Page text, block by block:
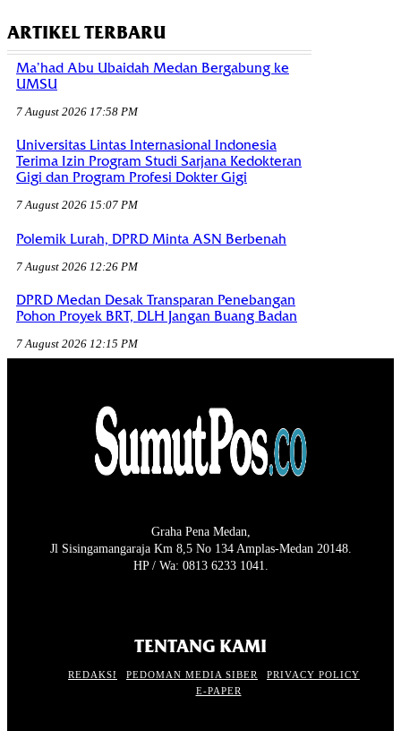
ARTIKEL TERBARU
Ma’had Abu Ubaidah Medan Bergabung ke
UMSU
7 August 2026 17:58 PM
Universitas Lintas Internasional Indonesia
Terima Izin Program Studi Sarjana Kedokteran
Gigi dan Program Profesi Dokter Gigi
7 August 2026 15:07 PM
Polemik Lurah, DPRD Minta ASN Berbenah
7 August 2026 12:26 PM
DPRD Medan Desak Transparan Penebangan
Pohon Proyek BRT, DLH Jangan Buang Badan
7 August 2026 12:15 PM
Graha Pena Medan,
Jl Sisingamangaraja Km 8,5 No 134 Amplas-Medan 20148.
HP / Wa: 0813 6233 1041.
TENTANG KAMI
REDAKSI PEDOMAN MEDIA SIBER
PRIVACY POLICY
E-PAPER